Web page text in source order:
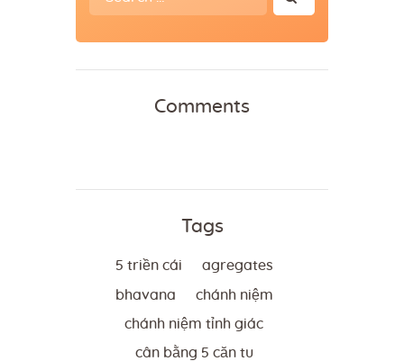
for:
Comments
Tags
5 triền cái agregates
bhavana chánh niệm
chánh niệm tỉnh giác
cân bằng 5 căn tu